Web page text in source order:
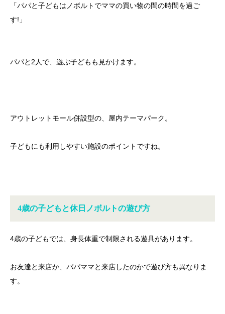
「パパと子どもはノボルトでママの買い物の間の時間を過ご
す!」
パパと2人で、遊ぶ子どもも見かけます。
アウトレットモール併設型の、屋内テーマパーク。
子どもにも利用しやすい施設のポイントですね。
4歳の子どもと休日ノボルトの遊び方
4歳の子どもでは、身長体重で制限される遊具があります。
お友達と来店か、パパママと来店したのかで遊び方も異なりま
す。